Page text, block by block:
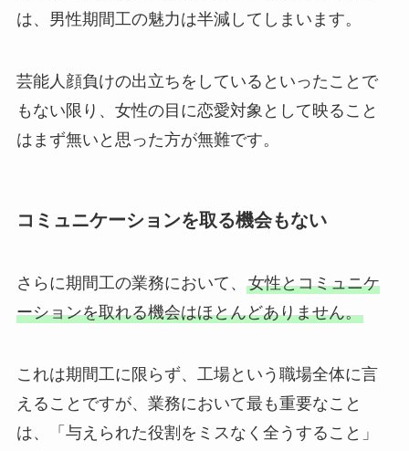
は、男性期間工の魅力は半減してしまいます。
芸能人顔負けの出立ちをしているといったことで
もない限り、女性の目に恋愛対象として映ること
はまず無いと思った方が無難です。
コミュニケーションを取る機会もない
さらに期間工の業務において、 女性とコミュニケ
ーションを取れる機会はほとんどありません。
これは期間工に限らず、工場という職場全体に言
えることですが、業務において最も重要なこと
は、「与えられた役割をミスなく全うすること」